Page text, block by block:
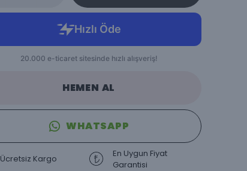
HEMEN AL
WHATSAPP
Ücretsiz Kargo
En Uygun Fiyat
Garantisi